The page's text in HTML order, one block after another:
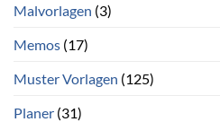
Malvorlagen (3)
Memos (17)
Muster Vorlagen (125)
Planer (31)